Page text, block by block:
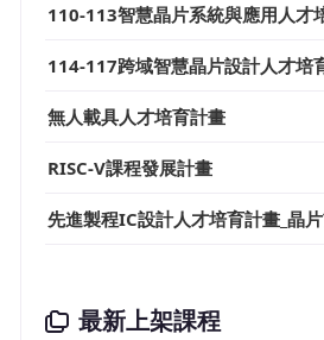
110-113智慧晶片系統與應用人才
114-117跨域智慧晶片設計人才培
無人載具人才培育計畫
RISC-V課程發展計畫
先進製程IC設計人才培育計畫_晶
最新上架課程